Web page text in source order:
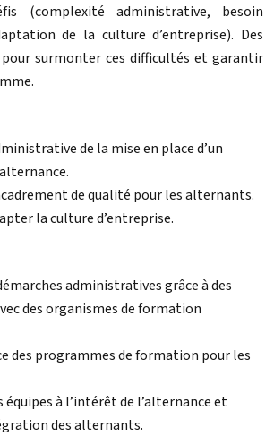
(complexité administrative, besoin
de la culture d’entreprise). Des
surmonter ces difficultés et garantir
de la mise en place d’un
de qualité pour les alternants.
la culture d’entreprise.
administratives grâce à des
des organismes de formation
des programmes de formation pour les
équipes à l’intérêt de l’alternance et
des alternants.